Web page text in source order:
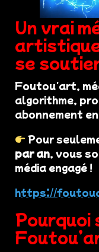
Un vrai
se
Foutou'art,
algorithme,
abonnement
Pour
par an, vous
média engagé !
https://
Pourquoi